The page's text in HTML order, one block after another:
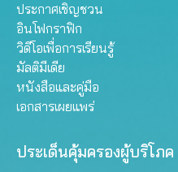
ประกาศเชิญชวน
อินโฟกราฟิก
วิดีโอเพื่อการเรียนรู้
มัลติมีเดีย
หนังสือและคู่มือ
เอกสารเผยแพร่
ประเด็นคุ้มครองผู้บริโภค